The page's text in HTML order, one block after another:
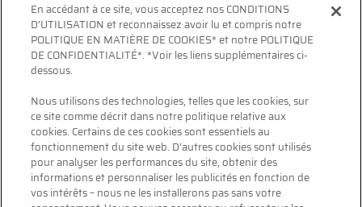
En accédant à ce site, vous acceptez nos CONDITIONS
D’UTILISATION et reconnaissez avoir lu et compris notre
POLITIQUE EN MATIÈRE DE COOKIES* et notre POLITIQUE
DE CONFIDENTIALITÉ*. *Voir les liens supplémentaires ci-
dessous.
Nous utilisons des technologies, telles que les cookies, sur
ce site comme décrit dans notre politique relative aux
cookies. Certains de ces cookies sont essentiels au
fonctionnement du site web. D’autres cookies sont utilisés
pour analyser les performances du site, obtenir des
informations et personnaliser les publicités en fonction de
vos intérêts – nous ne les installerons pas sans votre